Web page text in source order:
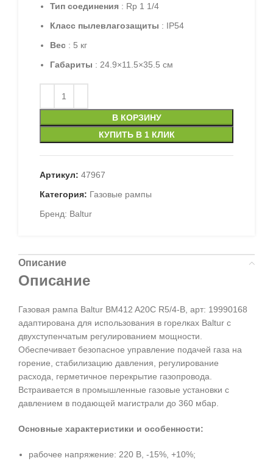
Тип соединения : Rp 1 1/4
Класс пылевлагозащиты : IP54
Вес : 5 кг
Габариты : 24.9×11.5×35.5 см
В КОРЗИНУ
КУПИТЬ В 1 КЛИК
Артикул: 47967
Категория: Газовые рампы
Бренд: Baltur
Описание
Описание
Газовая рампа Baltur BM412 A20C R5/4-B, арт: 19990168
адаптирована для использования в горелках Baltur с
двухступенчатым регулированием мощности.
Обеспечивает безопасное управление подачей газа на
горение, стабилизацию давления, регулирование
расхода, герметичное перекрытие газопровода.
Встраивается в промышленные газовые установки с
давлением в подающей магистрали до 360 мбар.
Основные характеристики и особенности:
рабочее напряжение: 220 В, -15%, +10%;